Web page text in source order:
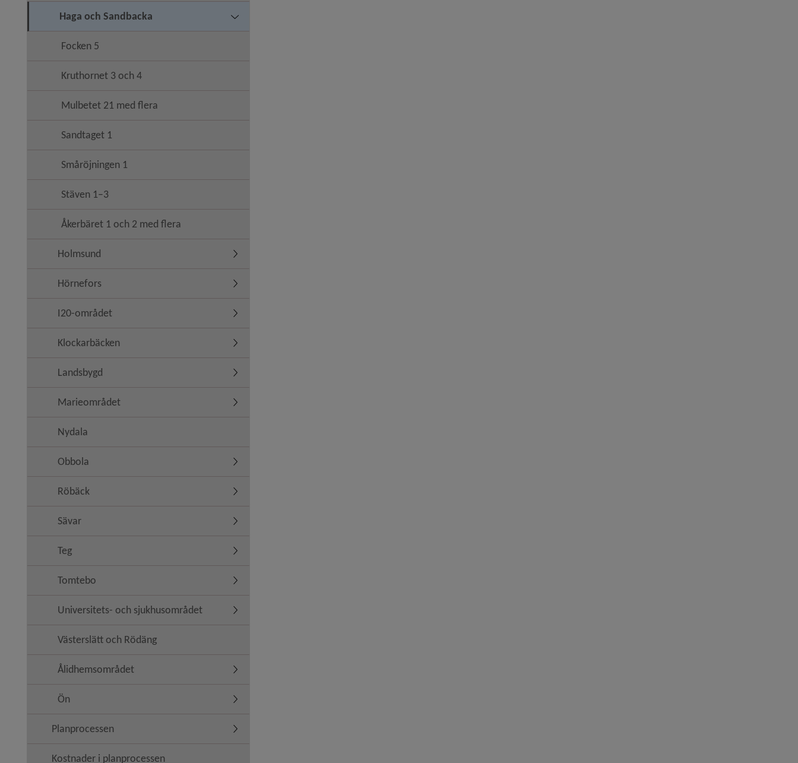
Haga och Sandbacka Undermeny för Haga och Sandbacka
Focken 5
Kruthornet 3 och 4
Mulbetet 21 med flera
Sandtaget 1
Småröjningen 1
Stäven 1–3
Åkerbäret 1 och 2 med flera
Holmsund Undermeny för Holmsund
Hörnefors Undermeny för Hörnefors
I20-området Undermeny för I20-området
Klockarbäcken Undermeny för Klockarbäcken
Landsbygd Undermeny för Landsbygd
Marieområdet Undermeny för Marieområdet
Nydala
Obbola Undermeny för Obbola
Röbäck Undermeny för Röbäck
Sävar Undermeny för Sävar
Teg Undermeny för Teg
Tomtebo Undermeny för Tomtebo
Universitets- och sjukhusområdet Undermeny för Universitets- och sjukhusområdet
Västerslätt och Rödäng
Ålidhemsområdet Undermeny för Ålidhemsområdet
Ön Undermeny för Ön
Planprocessen Undermeny för Planprocessen
Kostnader i planprocessen